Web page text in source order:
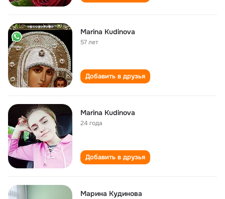
Marina Kudinova
57 лет
Добавить в друзья
Marina Kudinova
24 года
Добавить в друзья
Марина Кудинова